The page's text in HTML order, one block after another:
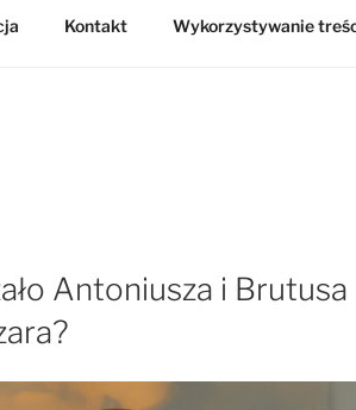
Kontakt Wykorzystywanie
Antoniusza i